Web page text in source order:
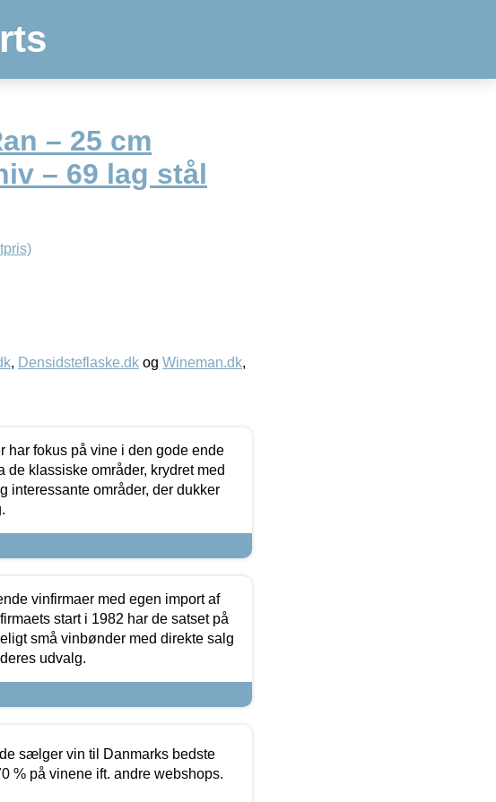
– 25 cm
– 69 lag stål
, Densidsteflaske.dk og Wineman.dk,
har fokus på vine i den gode ende
de klassiske områder, krydret med
interessante områder, der dukker
vinfirmaer med egen import af
start i 1982 har de satset på
små vinbønder med direkte salg
udvalg.
sælger vin til Danmarks bedste
% på vinene ift. andre webshops.